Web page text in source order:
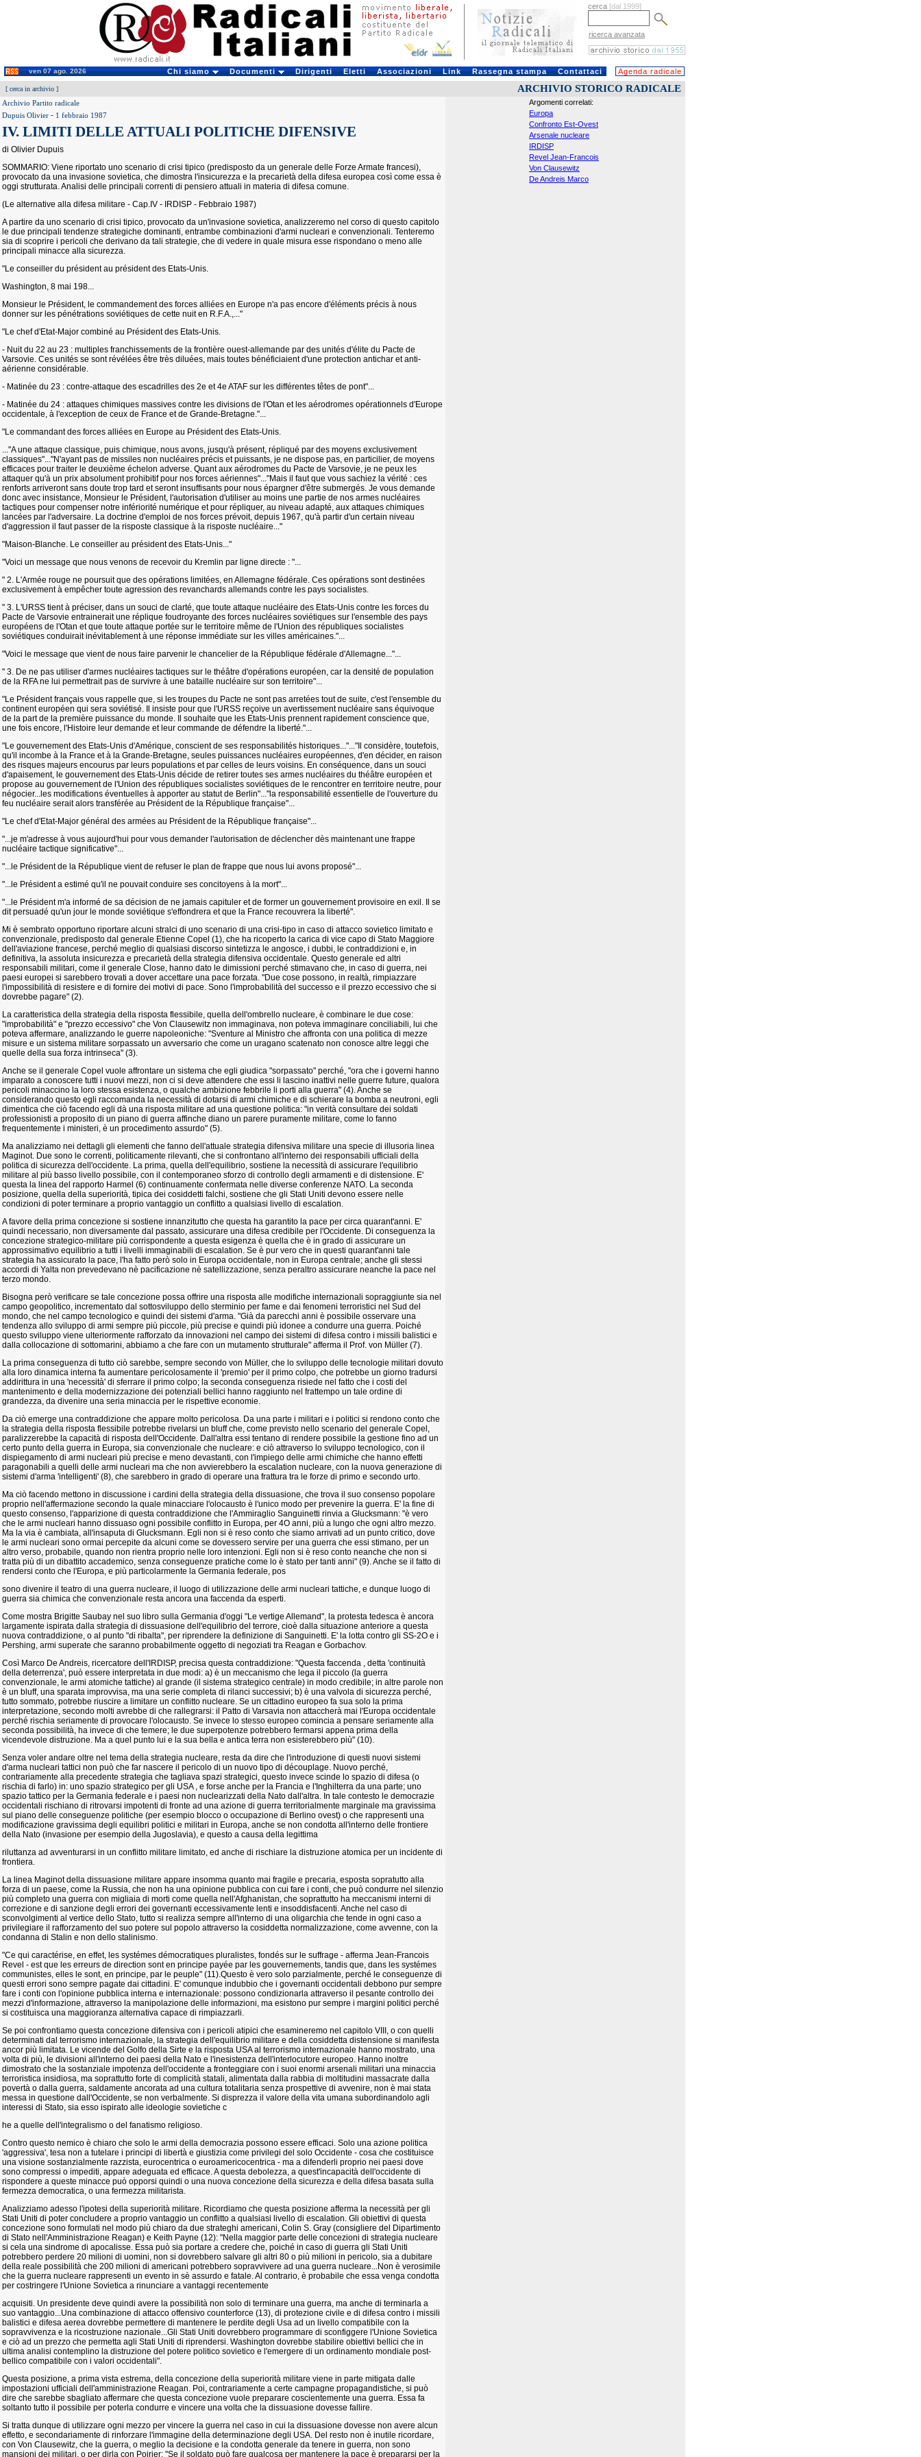
cerca [dal 1999]
ricerca avanzata
ven 07 ago. 2026 Chi siamo Documenti Dirigenti Eletti Associazioni Link Rassegna stampa Contattaci Agenda radicale
[ cerca in archivio ] ARCHIVIO STORICO RADICALE
Archivio Partito radicale
Dupuis Olivier - 1 febbraio 1987
IV. LIMITI DELLE ATTUALI POLITICHE DIFENSIVE
di Olivier Dupuis
SOMMARIO: Viene riportato uno scenario di crisi tipico (predisposto da un generale delle Forze Armate francesi),
provocato da una invasione sovietica, che dimostra l'insicurezza e la precarietà della difesa europea così come essa è
oggi strutturata. Analisi delle principali correnti di pensiero attuali in materia di difesa comune.
(Le alternative alla difesa militare - Cap.IV - IRDISP - Febbraio 1987)
A partire da uno scenario di crisi tipico, provocato da un'invasione sovietica, analizzeremo nel corso di questo capitolo
le due principali tendenze strategiche dominanti, entrambe combinazioni d'armi nucleari e convenzionali. Tenteremo
sia di scoprire i pericoli che derivano da tali strategie, che di vedere in quale misura esse rispondano o meno alle
principali minacce alla sicurezza.
"Le conseiller du président au président des Etats-Unis.
Washington, 8 mai 198...
Monsieur le Président, le commandement des forces alliées en Europe n'a pas encore d'éléments précis à nous
donner sur les pénétrations soviétiques de cette nuit en R.F.A.,..."
"Le chef d'Etat-Major combiné au Président des Etats-Unis.
- Nuit du 22 au 23 : multiples franchissements de la frontière ouest-allemande par des unités d'élite du Pacte de
Varsovie. Ces unités se sont révélées être très diluées, mais toutes bénéficiaient d'une protection antichar et anti-
aérienne considérable.
- Matinée du 23 : contre-attaque des escadrilles des 2e et 4e ATAF sur les différentes têtes de pont"...
- Matinée du 24 : attaques chimiques massives contre les divisions de l'Otan et les aérodromes opérationnels d'Europe
occidentale, à l'exception de ceux de France et de Grande-Bretagne."...
"Le commandant des forces alliées en Europe au Président des Etats-Unis.
..."A une attaque classique, puis chimique, nous avons, jusqu'à présent, répliqué par des moyens exclusivement
classiques"..."N'ayant pas de missiles non nucléaires précis et puissants, je ne dispose pas, en particilier, de moyens
efficaces pour traiter le deuxième échelon adverse. Quant aux aérodromes du Pacte de Varsovie, je ne peux les
attaquer qu'à un prix absolument prohibitif pour nos forces aériennes"..."Mais il faut que vous sachiez la vérité : ces
renforts arriveront sans doute trop tard et seront insuffisants pour nous épargner d'être submergés. Je vous demande
donc avec insistance, Monsieur le Président, l'autorisation d'utiliser au moins une partie de nos armes nucléaires
tactiques pour compenser notre infériorité numérique et pour répliquer, au niveau adapté, aux attaques chimiques
lancées par l'adversaire. La doctrine d'emploi de nos forces prévoit, depuis 1967, qu'à partir d'un certain niveau
d'aggression il faut passer de la risposte classique à la risposte nucléaire..."
"Maison-Blanche. Le conseiller au président des Etats-Unis..."
"Voici un message que nous venons de recevoir du Kremlin par ligne directe : "...
" 2. L'Armée rouge ne poursuit que des opérations limitées, en Allemagne fédérale. Ces opérations sont destinées
exclusivement à empêcher toute agression des revanchards allemands contre les pays socialistes.
" 3. L'URSS tient à préciser, dans un souci de clarté, que toute attaque nucléaire des Etats-Unis contre les forces du
Pacte de Varsovie entrainerait une réplique foudroyante des forces nucléaires soviétiques sur l'ensemble des pays
européens de l'Otan et que toute attaque portée sur le territoire même de l'Union des républiques socialistes
soviétiques conduirait inévitablement à une réponse immédiate sur les villes américaines."...
"Voici le message que vient de nous faire parvenir le chancelier de la République fédérale d'Allemagne..."...
" 3. De ne pas utiliser d'armes nucléaires tactiques sur le théâtre d'opérations européen, car la densité de population
de la RFA ne lui permettrait pas de survivre à une bataille nucléaire sur son territoire"...
"Le Président français vous rappelle que, si les troupes du Pacte ne sont pas arretées tout de suite, c'est l'ensemble du
continent européen qui sera soviétisé. Il insiste pour que l'URSS reçoive un avertissement nucléaire sans équivoque
de la part de la première puissance du monde. Il souhaite que les Etats-Unis prennent rapidement conscience que,
une fois encore, l'Histoire leur demande et leur commande de défendre la liberté."...
"Le gouvernement des Etats-Unis d'Amérique, conscient de ses responsabilités historiques..."..."Il considère, toutefois,
qu'il incombe à la France et à la Grande-Bretagne, seules puissances nucléaires européennes, d'en décider, en raison
des risques majeurs encourus par leurs populations et par celles de leurs voisins. En conséquence, dans un souci
d'apaisement, le gouvernement des Etats-Unis décide de retirer toutes ses armes nucléaires du théâtre européen et
propose au gouvernement de l'Union des républiques socialistes soviétiques de le rencontrer en territoire neutre, pour
négocier...les modifications éventuelles à apporter au statut de Berlin"..."la responsabilité essentielle de l'ouverture du
feu nucléaire serait alors transférée au Président de la République française"...
"Le chef d'Etat-Major général des armées au Président de la République française"...
"...je m'adresse à vous aujourd'hui pour vous demander l'autorisation de déclencher dès maintenant une frappe
nucléaire tactique significative"...
"...le Président de la République vient de refuser le plan de frappe que nous lui avons proposé"...
"...le Président a estimé qu'il ne pouvait conduire ses concitoyens à la mort"...
"...le Président m'a informé de sa décision de ne jamais capituler et de former un gouvernement provisoire en exil. Il se
dit persuadé qu'un jour le monde soviétique s'effondrera et que la France recouvrera la liberté".
Mi è sembrato opportuno riportare alcuni stralci di uno scenario di una crisi-tipo in caso di attacco sovietico limitato e
convenzionale, predisposto dal generale Etienne Copel (1), che ha ricoperto la carica di vice capo di Stato Maggiore
dell'aviazione francese, perché meglio di qualsiasi discorso sintetizza le angosce, i dubbi, le contraddizioni e, in
definitiva, la assoluta insicurezza e precarietà della strategia difensiva occidentale. Questo generale ed altri
responsabili militari, come il generale Close, hanno dato le dimissioni perché stimavano che, in caso di guerra, nei
paesi europei si sarebbero trovati a dover accettare una pace forzata. "Due cose possono, in realtà, rimpiazzare
l'impossibilità di resistere e di fornire dei motivi di pace. Sono l'improbabilità del successo e il prezzo eccessivo che si
dovrebbe pagare" (2).
La caratteristica della strategia della risposta flessibile, quella dell'ombrello nucleare, è combinare le due cose:
"improbabilità" e "prezzo eccessivo" che Von Clausewitz non immaginava, non poteva immaginare conciliabili, lui che
poteva affermare, analizzando le guerre napoleoniche: "Sventure al Ministro che affronta con una politica di mezze
misure e un sistema militare sorpassato un avversario che come un uragano scatenato non conosce altre leggi che
quelle della sua forza intrinseca" (3).
Anche se il generale Copel vuole affrontare un sistema che egli giudica "sorpassato" perché, "ora che i governi hanno
imparato a conoscere tutti i nuovi mezzi, non ci si deve attendere che essi li lascino inattivi nelle guerre future, qualora
pericoli minaccino la loro stessa esistenza, o qualche ambizione febbrile li porti alla guerra" (4). Anche se
considerando questo egli raccomanda la necessità di dotarsi di armi chimiche e di schierare la bomba a neutroni, egli
dimentica che ciò facendo egli dà una risposta militare ad una questione politica: "in verità consultare dei soldati
professionisti a proposito di un piano di guerra affinche diano un parere puramente militare, come lo fanno
frequentemente i ministeri, è un procedimento assurdo" (5).
Ma analizziamo nei dettagli gli elementi che fanno dell'attuale strategia difensiva militare una specie di illusoria linea
Maginot. Due sono le correnti, politicamente rilevanti, che si confrontano all'interno dei responsabili ufficiali della
politica di sicurezza dell'occidente. La prima, quella dell'equilibrio, sostiene la necessità di assicurare l'equilibrio
militare al più basso livello possibile, con il contemporaneo sforzo di controllo degli armamenti e di distensione. E'
questa la linea del rapporto Harmel (6) continuamente confermata nelle diverse conferenze NATO. La seconda
posizione, quella della superiorità, tipica dei cosiddetti falchi, sostiene che gli Stati Uniti devono essere nelle
condizioni di poter terminare a proprio vantaggio un conflitto a qualsiasi livello di escalation.
A favore della prima concezione si sostiene innanzitutto che questa ha garantito la pace per circa quarant'anni. E'
quindi necessario, non diversamente dal passato, assicurare una difesa credibile per l'Occidente. Di conseguenza la
concezione strategico-militare più corrispondente a questa esigenza è quella che è in grado di assicurare un
approssimativo equilibrio a tutti i livelli immaginabili di escalation. Se è pur vero che in questi quarant'anni tale
strategia ha assicurato la pace, l'ha fatto però solo in Europa occidentale, non in Europa centrale; anche gli stessi
accordi di Yalta non prevedevano nè pacificazione nè satellizzazione, senza peraltro assicurare neanche la pace nel
terzo mondo.
Bisogna però verificare se tale concezione possa offrire una risposta alle modifiche internazionali sopraggiunte sia nel
campo geopolitico, incrementato dal sottosviluppo dello sterminio per fame e dai fenomeni terroristici nel Sud del
mondo, che nel campo tecnologico e quindi dei sistemi d'arma. "Già da parecchi anni è possibile osservare una
tendenza allo sviluppo di armi sempre più piccole, più precise e quindi più idonee a condurre una guerra. Poiché
questo sviluppo viene ulteriormente rafforzato da innovazioni nel campo dei sistemi di difesa contro i missili balistici e
dalla collocazione di sottomarini, abbiamo a che fare con un mutamento strutturale" afferma il Prof. von Müller (7).
La prima conseguenza di tutto ciò sarebbe, sempre secondo von Müller, che lo sviluppo delle tecnologie militari dovuto
alla loro dinamica interna fa aumentare pericolosamente il 'premio' per il primo colpo, che potrebbe un giorno tradursi
addirittura in una 'necessità' di sferrare il primo colpo; la seconda conseguenza risiede nel fatto che i costi del
mantenimento e della modernizzazione dei potenziali bellici hanno raggiunto nel frattempo un tale ordine di
grandezza, da divenire una seria minaccia per le rispettive economie.
Da ciò emerge una contraddizione che appare molto pericolosa. Da una parte i militari e i politici si rendono conto che
la strategia della risposta flessibile potrebbe rivelarsi un bluff che, come previsto nello scenario del generale Copel,
paralizzerebbe la capacità di risposta dell'Occidente. Dall'altra essi tentano di rendere possibile la gestione fino ad un
certo punto della guerra in Europa, sia convenzionale che nucleare: e ciò attraverso lo sviluppo tecnologico, con il
dispiegamento di armi nucleari più precise e meno devastanti, con l'impiego delle armi chimiche che hanno effetti
paragonabili a quelli delle armi nucleari ma che non avvierebbero la escalation nucleare, con la nuova generazione di
sistemi d'arma 'intelligenti' (8), che sarebbero in grado di operare una frattura tra le forze di primo e secondo urto.
Ma ciò facendo mettono in discussione i cardini della strategia della dissuasione, che trova il suo consenso popolare
proprio nell'affermazione secondo la quale minacciare l'olocausto è l'unico modo per prevenire la guerra. E' la fine di
questo consenso, l'apparizione di questa contraddizione che l'Ammiraglio Sanguinetti rinvia a Glucksmann: "è vero
che le armi nucleari hanno dissuaso ogni possibile conflitto in Europa, per 4O anni, più a lungo che ogni altro mezzo.
Ma la via è cambiata, all'insaputa di Glucksmann. Egli non si è reso conto che siamo arrivati ad un punto critico, dove
le armi nucleari sono ormai percepite da alcuni come se dovessero servire per una guerra che essi stimano, per un
altro verso, probabile, quando non rientra proprio nelle loro intenzioni. Egli non si è reso conto neanche che non si
tratta più di un dibattito accademico, senza conseguenze pratiche come lo è stato per tanti anni" (9). Anche se il fatto di
rendersi conto che l'Europa, e più particolarmente la Germania federale, pos
sono divenire il teatro di una guerra nucleare, il luogo di utilizzazione delle armi nucleari tattiche, e dunque luogo di
guerra sia chimica che convenzionale resta ancora una faccenda da esperti.
Come mostra Brigitte Saubay nel suo libro sulla Germania d'oggi "Le vertige Allemand", la protesta tedesca è ancora
largamente ispirata dalla strategia di dissuasione dell'equilibrio del terrore, cioè dalla situazione anteriore a questa
nuova contraddizione, o al punto "di ribalta", per riprendere la definizione di Sanguinetti. E' la lotta contro gli SS-2O e i
Pershing, armi superate che saranno probabilmente oggetto di negoziati tra Reagan e Gorbachov.
Così Marco De Andreis, ricercatore dell'IRDISP, precisa questa contraddizione: "Questa faccenda , detta 'continuità
della deterrenza', può essere interpretata in due modi: a) è un meccanismo che lega il piccolo (la guerra
convenzionale, le armi atomiche tattiche) al grande (il sistema strategico centrale) in modo credibile; in altre parole non
è un bluff, una sparata improvvisa, ma una serie completa di rilanci successivi; b) è una valvola di sicurezza perché,
tutto sommato, potrebbe riuscire a limitare un conflitto nucleare. Se un cittadino europeo fa sua solo la prima
interpretazione, secondo molti avrebbe di che rallegrarsi: il Patto di Varsavia non attaccherà mai l'Europa occidentale
perché rischia seriamente di provocare l'olocausto. Se invece lo stesso europeo comincia a pensare seriamente alla
seconda possibilità, ha invece di che temere; le due superpotenze potrebbero fermarsi appena prima della
vicendevole distruzione. Ma a quel punto lui e la sua bella e antica terra non esisterebbero più" (10).
Senza voler andare oltre nel tema della strategia nucleare, resta da dire che l'introduzione di questi nuovi sistemi
d'arma nucleari tattici non può che far nascere il pericolo di un nuovo tipo di découplage. Nuovo perché,
contrariamente alla precedente strategia che tagliava spazi strategici, questo invece scinde lo spazio di difesa (o
rischia di farlo) in: uno spazio strategico per gli USA , e forse anche per la Francia e l'Inghilterra da una parte; uno
spazio tattico per la Germania federale e i paesi non nuclearizzati della Nato dall'altra. In tale contesto le democrazie
occidentali rischiano di ritrovarsi impotenti di fronte ad una azione di guerra territorialmente marginale ma gravissima
sul piano delle conseguenze politiche (per esempio blocco o occupazione di Berlino ovest) o che rappresenti una
modificazione gravissima degli equilibri politici e militari in Europa, anche se non condotta all'interno delle frontiere
della Nato (invasione per esempio della Jugoslavia), e questo a causa della legittima
riluttanza ad avventurarsi in un conflitto militare limitato, ed anche di rischiare la distruzione atomica per un incidente di
frontiera.
La linea Maginot della dissuasione militare appare insomma quanto mai fragile e precaria, esposta sopratutto alla
forza di un paese, come la Russia, che non ha una opinione pubblica con cui fare i conti, che può condurre nel silenzio
più completo una guerra con migliaia di morti come quella nell'Afghanistan, che soprattutto ha meccanismi interni di
correzione e di sanzione degli errori dei governanti eccessivamente lenti e insoddisfacenti. Anche nel caso di
sconvolgimenti al vertice dello Stato, tutto si realizza sempre all'interno di una oligarchia che tende in ogni caso a
privilegiare il rafforzamento del suo potere sul popolo attraverso la cosiddetta normalizzazione, come avvenne, con la
condanna di Stalin e non dello stalinismo.
"Ce qui caractérise, en effet, les systémes démocratiques pluralistes, fondés sur le suffrage - afferma Jean-Francois
Revel - est que les erreurs de direction sont en principe payée par les gouvernements, tandis que, dans les systémes
communistes, elles le sont, en principe, par le peuple" (11).Questo è vero solo parzialmente, perché le conseguenze di
questi errori sono sempre pagate dai cittadini. E' comunque indubbio che i governanti occidentali debbono pur sempre
fare i conti con l'opinione pubblica interna e internazionale: possono condizionarla attraverso il pesante controllo dei
mezzi d'informazione, attraverso la manipolazione delle informazioni, ma esistono pur sempre i margini politici perché
si costituisca una maggioranza alternativa capace di rimpiazzarli.
Se poi confrontiamo questa concezione difensiva con i pericoli atipici che esamineremo nel capitolo VIII, o con quelli
determinati dal terrorismo internazionale, la strategia dell'equilibrio militare e della cosiddetta distensione si manifesta
ancor più limitata. Le vicende del Golfo della Sirte e la risposta USA al terrorismo internazionale hanno mostrato, una
volta di più, le divisioni all'interno dei paesi della Nato e l'inesistenza dell'interlocutore europeo. Hanno inoltre
dimostrato che la sostanziale impotenza dell'occidente a fronteggiare con i suoi enormi arsenali militari una minaccia
terroristica insidiosa, ma soprattutto forte di complicità statali, alimentata dalla rabbia di moltitudini massacrate dalla
povertà o dalla guerra, saldamente ancorata ad una cultura totalitaria senza prospettive di avvenire, non è mai stata
messa in questione dall'Occidente, se non verbalmente. Si disprezza il valore della vita umana subordinandolo agli
interessi di Stato, sia esso ispirato alle ideologie sovietiche c
he a quelle dell'integralismo o del fanatismo religioso.
Contro questo nemico è chiaro che solo le armi della democrazia possono essere efficaci. Solo una azione politica
'aggressiva', tesa non a tutelare i principi di libertà e giustizia come privilegi del solo Occidente - cosa che costituisce
una visione sostanzialmente razzista, eurocentrica o euroamericocentrica - ma a difenderli proprio nei paesi dove
sono compressi o impediti, appare adeguata ed efficace. A questa debolezza, a quest'incapacità dell'occidente di
rispondere a queste minacce può opporsi quindi o una nuova concezione della sicurezza e della difesa basata sulla
fermezza democratica, o una fermezza militarista.
Analizziamo adesso l'ipotesi della superiorità militare. Ricordiamo che questa posizione afferma la necessità per gli
Stati Uniti di poter concludere a proprio vantaggio un conflitto a qualsiasi livello di escalation. Gli obiettivi di questa
concezione sono formulati nel modo più chiaro da due strateghi americani, Colin S. Gray (consigliere del Dipartimento
di Stato nell'Amministrazione Reagan) e Keith Payne (12): "Nella maggior parte delle concezioni di strategia nucleare
si cela una sindrome di apocalisse. Essa può sia portare a credere che, poiché in caso di guerra gli Stati Uniti
potrebbero perdere 20 milioni di uomini, non si dovrebbero salvare gli altri 80 o più milioni in pericolo, sia a dubitare
della reale possibilità che 200 milioni di americani potrebbero sopravvivere ad una guerra nucleare...Non è verosimile
che la guerra nucleare rappresenti un evento in sè assurdo e fatale. Al contrario, è probabile che essa venga condotta
per costringere l'Unione Sovietica a rinunciare a vantaggi recentemente
acquisiti. Un presidente deve quindi avere la possibilità non solo di terminare una guerra, ma anche di terminarla a
suo vantaggio...Una combinazione di attacco offensivo counterforce (13), di protezione civile e di difesa contro i missili
balistici e difesa aerea dovrebbe permettere di mantenere le perdite degli Usa ad un livello compatibile con la
sopravvivenza e la ricostruzione nazionale...Gli Stati Uniti dovrebbero programmare di sconfiggere l'Unione Sovietica
e ciò ad un prezzo che permetta agli Stati Uniti di riprendersi. Washington dovrebbe stabilire obiettivi bellici che in
ultima analisi contemplino la distruzione del potere politico sovietico e l'emergere di un ordinamento mondiale post-
bellico compatibile con i valori occidentali".
Questa posizione, a prima vista estrema, della concezione della superiorità militare viene in parte mitigata dalle
impostazioni ufficiali dell'amministrazione Reagan. Poi, contrariamente a certe campagne propagandistiche, si può
dire che sarebbe sbagliato affermare che questa concezione vuole preparare coscientemente una guerra. Essa fa
soltanto tutto il possibile per poterla condurre e vincere una volta che la dissuasione dovesse fallire.
Si tratta dunque di utilizzare ogni mezzo per vincere la guerra nel caso in cui la dissuasione dovesse non avere alcun
effetto, e secondariamente di rinforzare l'immagine della determinazione degli USA. Del resto non è inutile ricordare,
con Von Clausewitz, che la guerra, o meglio la decisione e la condotta generale da tenere in guerra, non sono
mansioni dei militari, o per dirla con Poirier: "Se il soldato può fare qualcosa per mantenere la pace è prepararsi per la
Argomenti correlati:
Europa
Confronto Est-Ovest
Arsenale nucleare
IRDISP
Revel Jean-Francois
Von Clausewitz
De Andreis Marco